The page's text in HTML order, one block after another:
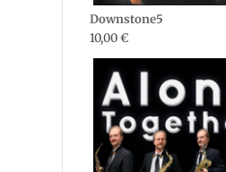
Downstone5
10,00€